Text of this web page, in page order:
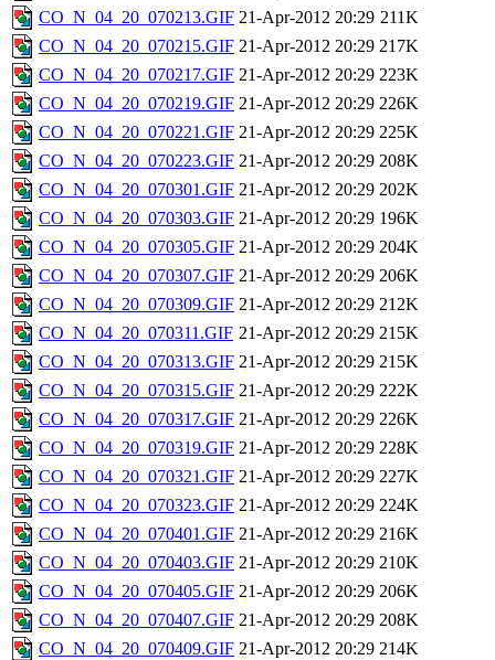
CO_N_04_20_070213.GIF 21-Apr-2012 20:29 211K
CO_N_04_20_070215.GIF 21-Apr-2012 20:29 217K
CO_N_04_20_070217.GIF 21-Apr-2012 20:29 223K
CO_N_04_20_070219.GIF 21-Apr-2012 20:29 226K
CO_N_04_20_070221.GIF 21-Apr-2012 20:29 225K
CO_N_04_20_070223.GIF 21-Apr-2012 20:29 208K
CO_N_04_20_070301.GIF 21-Apr-2012 20:29 202K
CO_N_04_20_070303.GIF 21-Apr-2012 20:29 196K
CO_N_04_20_070305.GIF 21-Apr-2012 20:29 204K
CO_N_04_20_070307.GIF 21-Apr-2012 20:29 206K
CO_N_04_20_070309.GIF 21-Apr-2012 20:29 212K
CO_N_04_20_070311.GIF 21-Apr-2012 20:29 215K
CO_N_04_20_070313.GIF 21-Apr-2012 20:29 215K
CO_N_04_20_070315.GIF 21-Apr-2012 20:29 222K
CO_N_04_20_070317.GIF 21-Apr-2012 20:29 226K
CO_N_04_20_070319.GIF 21-Apr-2012 20:29 228K
CO_N_04_20_070321.GIF 21-Apr-2012 20:29 227K
CO_N_04_20_070323.GIF 21-Apr-2012 20:29 224K
CO_N_04_20_070401.GIF 21-Apr-2012 20:29 216K
CO_N_04_20_070403.GIF 21-Apr-2012 20:29 210K
CO_N_04_20_070405.GIF 21-Apr-2012 20:29 206K
CO_N_04_20_070407.GIF 21-Apr-2012 20:29 208K
CO_N_04_20_070409.GIF 21-Apr-2012 20:29 214K